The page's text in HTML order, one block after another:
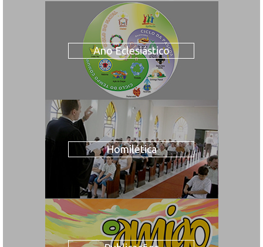
Ano Eclesiástico
Homilética